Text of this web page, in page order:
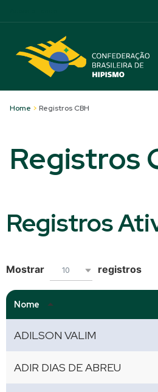
Home > Registros CBH
Registros
Registros
Mostrar 10 registros
Nome
ADILSON VALIM
ADIR DIAS DE ABREU